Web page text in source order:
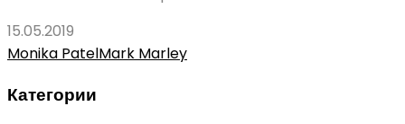
15.05.2019
Post
Monika PatelMark Marley
Категории